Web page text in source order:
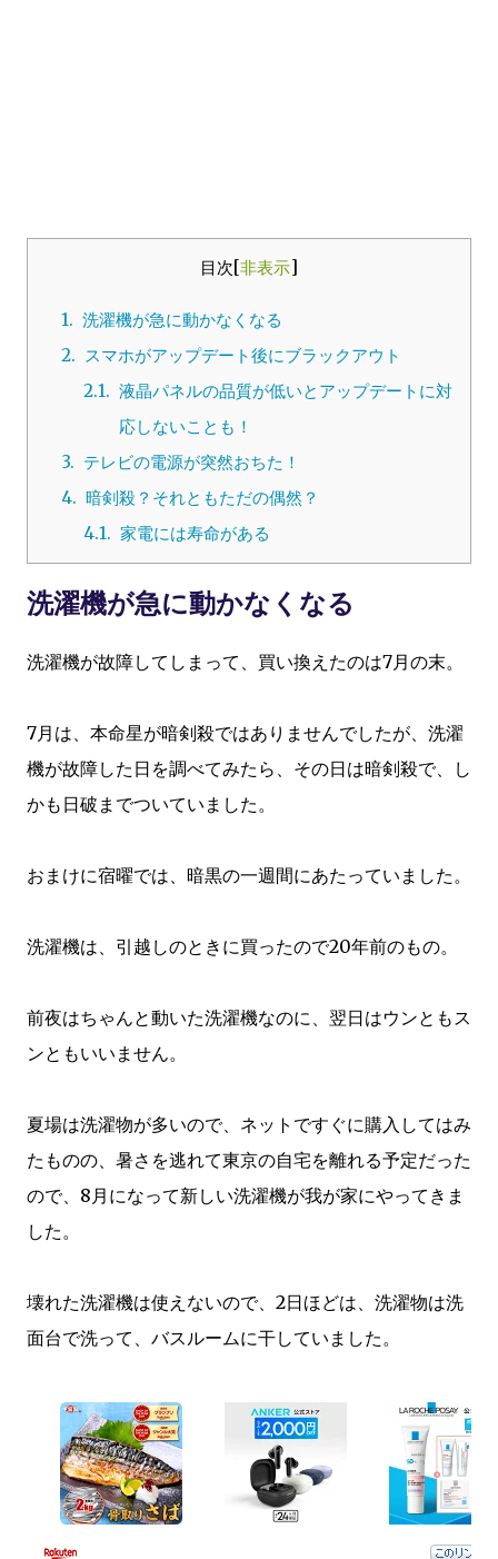
目次[非表示]
1. 洗濯機が急に動かなくなる
2. スマホがアップデート後にブラックアウト
2.1. 液晶パネルの品質が低いとアップデートに対
応しないことも！
3. テレビの電源が突然おちた！
4. 暗剣殺？それともただの偶然？
4.1. 家電には寿命がある
洗濯機が急に動かなくなる
洗濯機が故障してしまって、買い換えたのは7月の末。
7月は、本命星が暗剣殺ではありませんでしたが、洗濯
機が故障した日を調べてみたら、その日は暗剣殺で、し
かも日破までついていました。
おまけに宿曜では、暗黒の一週間にあたっていました。
洗濯機は、引越しのときに買ったので20年前のもの。
前夜はちゃんと動いた洗濯機なのに、翌日はウンともス
ンともいいません。
夏場は洗濯物が多いので、ネットですぐに購入してはみ
たものの、暑さを逃れて東京の自宅を離れる予定だった
ので、8月になって新しい洗濯機が我が家にやってきま
した。
壊れた洗濯機は使えないので、2日ほどは、洗濯物は洗
面台で洗って、バスルームに干していました。